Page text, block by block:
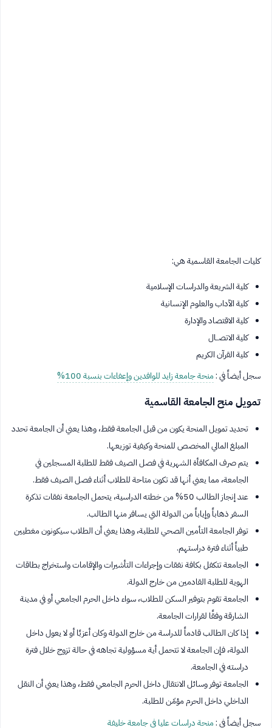
كليات الجامعة القاسمية هي:
كلية الشريعة والدراسات الإسلامية
كلية الآداب والعلوم الإنسانية
كلية الاقتصاد والإدارة
كلية الاتصــال
كلية القرآن الكريم
سجل أيضاً في :منحة جامعة زايد للوافدين وإعفاءات بنسبة 100%
تمويل منح الجامعة القاسمية
تحديد تمويل المنحة يكون من قبل الجامعة فقط، وهذا يعني أن الجامعة تحدد
المبلغ المالي المخصص للمنحة وكيفية توزيعها.
يتم صرف المكافأة الشهرية في فصل الصيف فقط للطلبة المسجلين في
الجامعة، مما يعني أنها قد تكون متاحة للطلاب أثناء فصل الصيف فقط.
عند إنجاز الطالب 50% من خطته الدراسية، يتحمل الجامعة نفقات تذكرة
السفر ذهاباً وإياباً من الدولة التي يسافر منها الطالب.
توفر الجامعة التأمين الصحي للطلبة، وهذا يعني أن الطلاب سيكونون مغطيين
طبياً أثناء فترة دراستهم.
الجامعة تتكفل بكافة نفقات وإجراءات التأشيرات والإقامات واستخراج بطاقات
الهوية للطلبة القادمين من خارج الدولة.
الجامعة تقوم بتوفير السكن للطلاب، سواء داخل الحرم الجامعي أو في مدينة
الشارقة وفقًا لقرارات الجامعة.
إذا كان الطالب قادماً للدراسة من خارج الدولة وكان أعزبًا أو لا يعول داخل
الدولة، فإن الجامعة لا تتحمل أية مسؤولية تجاهه في حالة تزوج خلال فترة
دراسته في الجامعة.
الجامعة توفر وسائل الانتقال داخل الحرم الجامعي فقط، وهذا يعني أن النقل
الداخلي داخل الحرم مؤمّن للطلبة.
سجل أيضاً في :منحة دراسات عليا في جامعة خليفة